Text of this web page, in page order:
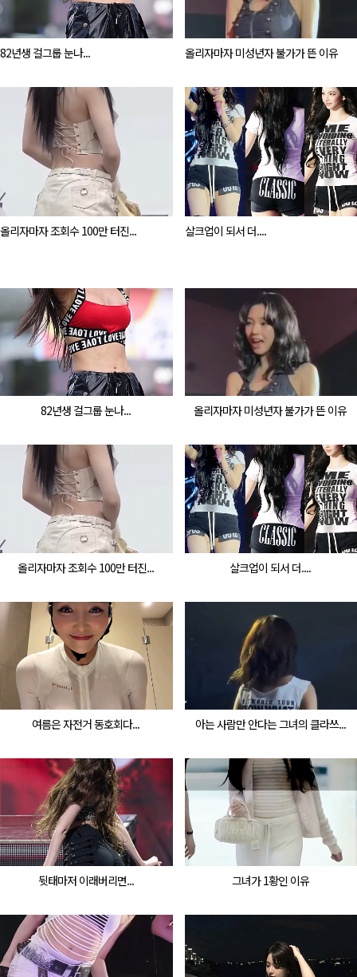
82년생 걸그룹 눈나... 올리자마자 미성년자 불가가 뜬 이유
올리자마자 조회수 100만 터진... 살크업이 되서 더....
82년생 걸그룹 눈나... 올리자마자 미성년자 불가가 뜬 이유
올리자마자 조회수 100만 터진... 살크업이 되서 더....
여름은 자전거 동호회다... 아는 사람만 안다는 그녀의 클라쓰...
뒷태마저 이래버리면... 그녀가 1황인 이유